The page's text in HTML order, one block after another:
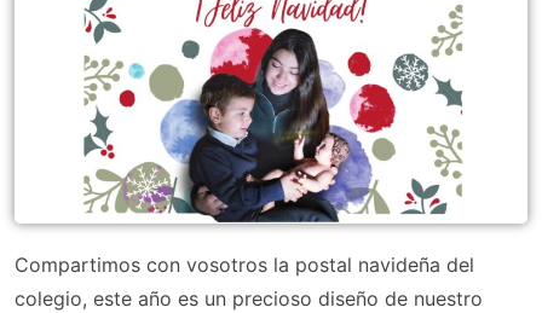
Compartimos con vosotros la postal navideña del
colegio, este año es un precioso diseño de nuestro